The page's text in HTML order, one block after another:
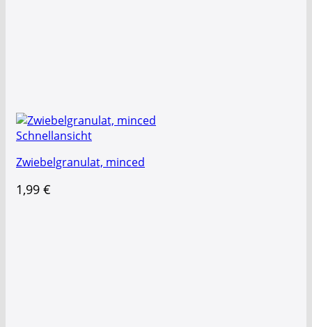
Schnellansicht
Zwiebelgranulat, minced
1,99 €